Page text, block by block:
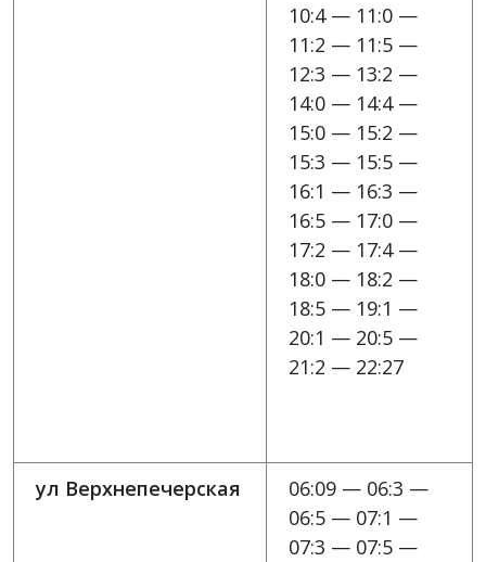
10:4 — 11:0 —
11:2 — 11:5 —
12:3 — 13:2 —
14:0 — 14:4 —
15:0 — 15:2 —
15:3 — 15:5 —
16:1 — 16:3 —
16:5 — 17:0 —
17:2 — 17:4 —
18:0 — 18:2 —
18:5 — 19:1 —
20:1 — 20:5 —
21:2 — 22:27
ул Верхнепечерская
06:09 — 06:3 —
06:5 — 07:1 —
07:3 — 07:5 —